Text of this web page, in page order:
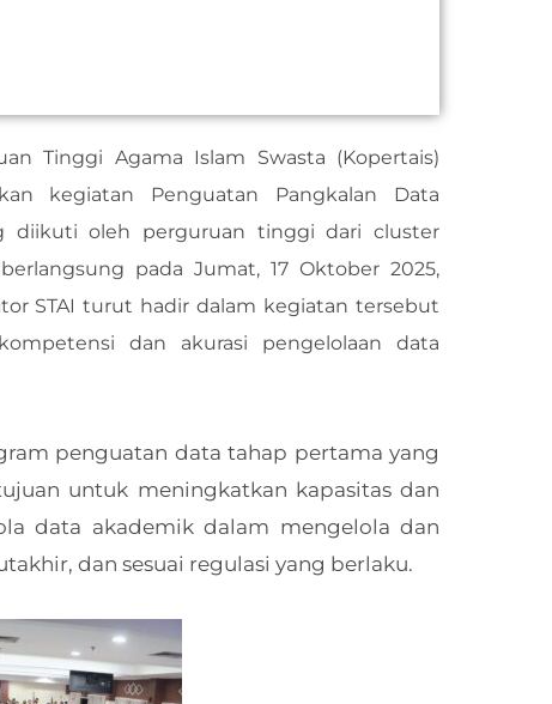
Tinggi Agama Islam Swasta (Kopertais)
kegiatan Penguatan Pangkalan Data
diikuti oleh perguruan tinggi dari cluster
pada Jumat, 17 Oktober 2025,
STAI turut hadir dalam kegiatan tersebut
dan akurasi pengelolaan data
penguatan data tahap pertama yang
untuk meningkatkan kapasitas dan
data akademik dalam mengelola dan
dan sesuai regulasi yang berlaku.